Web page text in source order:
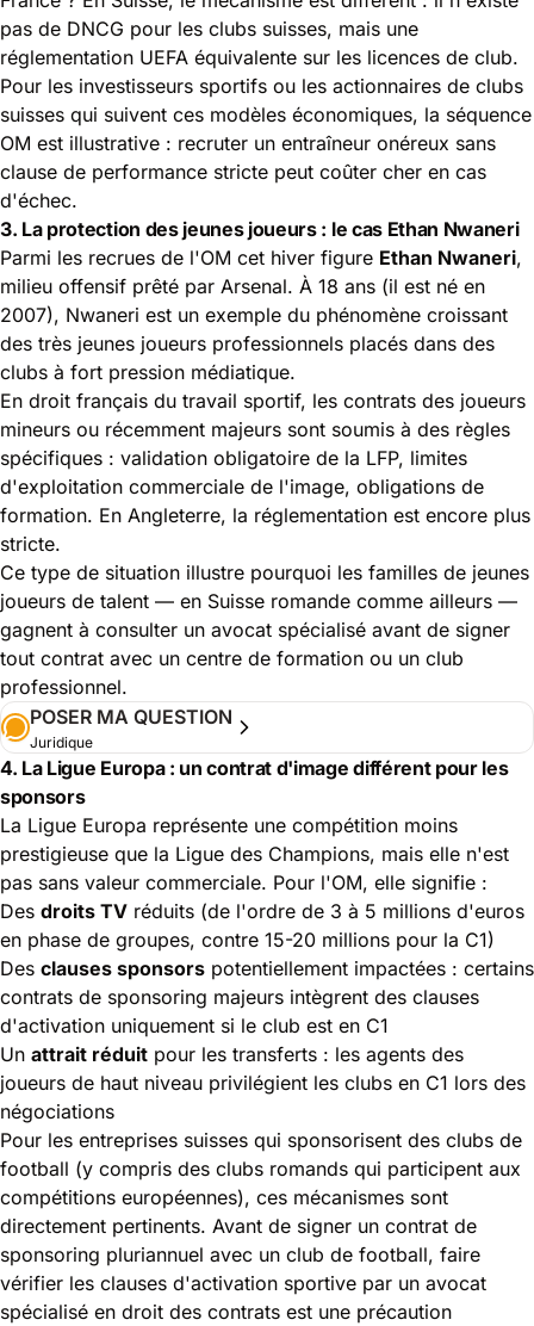
pas de DNCG pour les clubs suisses, mais une
réglementation UEFA équivalente sur les licences de club.
Pour les investisseurs sportifs ou les actionnaires de clubs
suisses qui suivent ces modèles économiques, la séquence
OM est illustrative : recruter un entraîneur onéreux sans
clause de performance stricte peut coûter cher en cas
d'échec.
3. La protection des jeunes joueurs : le cas Ethan Nwaneri
Parmi les recrues de l'OM cet hiver figure Ethan Nwaneri,
milieu offensif prêté par Arsenal. À 18 ans (il est né en
2007), Nwaneri est un exemple du phénomène croissant
des très jeunes joueurs professionnels placés dans des
clubs à fort pression médiatique.
En droit français du travail sportif, les contrats des joueurs
mineurs ou récemment majeurs sont soumis à des règles
spécifiques : validation obligatoire de la LFP, limites
d'exploitation commerciale de l'image, obligations de
formation. En Angleterre, la réglementation est encore plus
stricte.
Ce type de situation illustre pourquoi les familles de jeunes
joueurs de talent — en Suisse romande comme ailleurs —
gagnent à consulter un avocat spécialisé avant de signer
tout contrat avec un centre de formation ou un club
professionnel.
POSER MA QUESTION
Juridique
4. La Ligue Europa : un contrat d'image différent pour les
sponsors
La Ligue Europa représente une compétition moins
prestigieuse que la Ligue des Champions, mais elle n'est
pas sans valeur commerciale. Pour l'OM, elle signifie :
Des droits TV réduits (de l'ordre de 3 à 5 millions d'euros
en phase de groupes, contre 15-20 millions pour la C1)
Des clauses sponsors potentiellement impactées : certains
contrats de sponsoring majeurs intègrent des clauses
d'activation uniquement si le club est en C1
Un attrait réduit pour les transferts : les agents des
joueurs de haut niveau privilégient les clubs en C1 lors des
négociations
Pour les entreprises suisses qui sponsorisent des clubs de
football (y compris des clubs romands qui participent aux
compétitions européennes), ces mécanismes sont
directement pertinents. Avant de signer un contrat de
sponsoring pluriannuel avec un club de football, faire
vérifier les clauses d'activation sportive par un avocat
spécialisé en droit des contrats est une précaution